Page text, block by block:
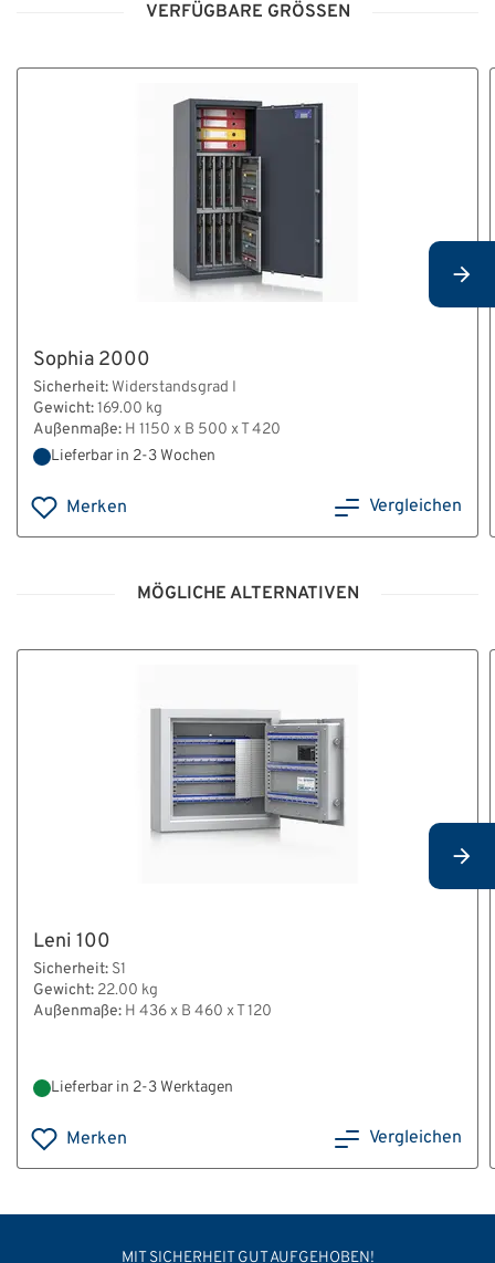
VERFÜGBARE GRÖSSEN
Sophia 2000
Sicherheit: Widerstandsgrad I
Gewicht:169.00 kg
Außenmaße: H 1150 x B 500 x T 420
Lieferbar in 2-3 Wochen
Merken Vergleichen
MÖGLICHE ALTERNATIVEN
Leni 100
Sicherheit: S1
Gewicht: 22.00 kg
Außenmaße: H 436 x B 460 x T 120
Lieferbar in 2-3 Werktagen
Merken Vergleichen
MIT SICHERHEIT GUT AUFGEHOBEN!